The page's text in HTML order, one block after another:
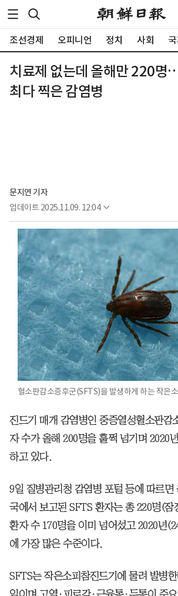
조선경제 오피니언 정치 사회
치료제 없는데 올해만 220명
최다 찍은 감염병
문지연 기자
업데이트 2025.11.09. 12:04
혈소판감소증후군(SFTS)을 발생하게 하는 작은
진드기 매개 감염병인 중증열성혈소판감
자 수가 올해 200명을 훌쩍 넘기며 2020
하고 있다.
9일 질병관리청 감염병 포털 등에 따르면
국에서 보고된 SFTS 환자는 총 220명(잠
환자 수 170명을 이미 넘어섰고 2020년
에 가장 많은 수준이다.
SFTS는 작은소피참진드기에 물려 발병